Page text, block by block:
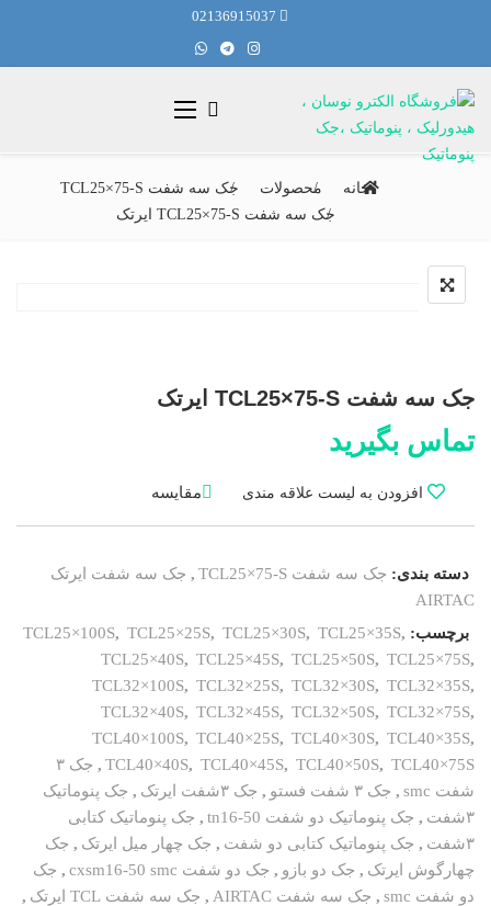
02136915037
خانه محصولات
جک سه شفت TCL25×75-S
جک سه شفت TCL25×75-S ایرتک
جک سه شفت TCL25×75-S ایرتک
تماس بگیرید
افزودن به لیست علاقه مندی مقایسه
دسته بندی: جک سه شفت TCL25×75-S , جک سه شفت ایرتک
AIRTAC
برچسب:
TCL25×100S, TCL25×25S, TCL25×30S, TCL25×35S,
TCL25×40S, TCL25×45S, TCL25×50S, TCL25×75S,
TCL32×100S, TCL32×25S, TCL32×30S, TCL32×35S,
TCL32×40S, TCL32×45S, TCL32×50S, TCL32×75S,
TCL40×100S, TCL40×25S, TCL40×30S, TCL40×35S,
TCL40×40S, TCL40×45S, TCL40×50S, TCL40×75S
,
جک ۳
شفت smc
, جک ۳ شفت فستو , جک ۳شفت ایرتک , جک پنوماتیک
۳شفت
, جک پنوماتیک دو شفت tn16-50 , جک پنوماتیک کتابی
۳شفت
, جک پنوماتیک کتابی دو شفت , جک چهار میل ایرتک , جک
چهارگوش ایرتک , جک دو بازو , جک دو شفت cxsm16-50 smc , جک
دو شفت smc
, جک سه شفت AIRTAC , جک سه شفت TCL ایرتک
,